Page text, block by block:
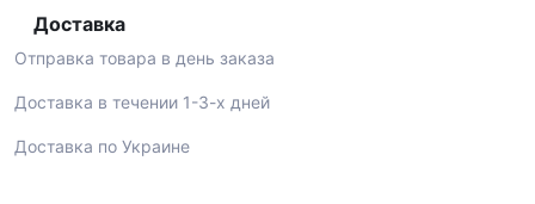
Доставка
Отправка товара в день заказа
Доставка в течении 1-3-х дней
Доставка по Украине